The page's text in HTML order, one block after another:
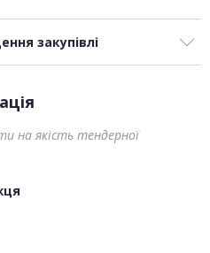
закупівлі
на якість тендерної